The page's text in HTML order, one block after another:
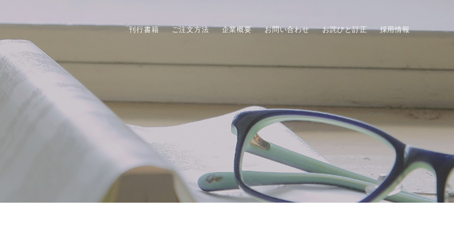
刊行書籍 ご注文方法 企業概要 お問い合わせ お詫びと訂正 採用情報